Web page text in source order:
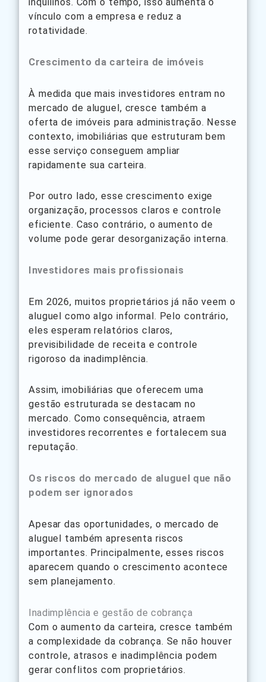
vínculo com a empresa e reduz a
rotatividade.
Crescimento da carteira de imóveis
À medida que mais investidores entram no
mercado de aluguel, cresce também a
oferta de imóveis para administração. Nesse
contexto, imobiliárias que estruturam bem
esse serviço conseguem ampliar
rapidamente sua carteira.
Por outro lado, esse crescimento exige
organização, processos claros e controle
eficiente. Caso contrário, o aumento de
volume pode gerar desorganização interna.
Investidores mais profissionais
Em 2026, muitos proprietários já não veem o
aluguel como algo informal. Pelo contrário,
eles esperam relatórios claros,
previsibilidade de receita e controle
rigoroso da inadimplência.
Assim, imobiliárias que oferecem uma
gestão estruturada se destacam no
mercado. Como consequência, atraem
investidores recorrentes e fortalecem sua
reputação.
Os riscos do mercado de aluguel que não
podem ser ignorados
Apesar das oportunidades, o mercado de
aluguel também apresenta riscos
importantes. Principalmente, esses riscos
aparecem quando o crescimento acontece
sem planejamento.
Inadimplência e gestão de cobrança
Com o aumento da carteira, cresce também
a complexidade da cobrança. Se não houver
controle, atrasos e inadimplência podem
gerar conflitos com proprietários.